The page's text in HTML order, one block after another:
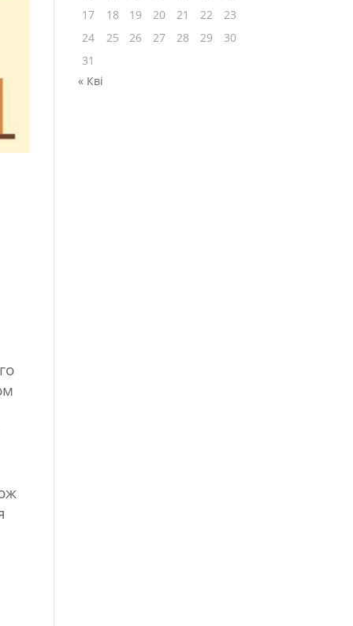
17
18 19 20 21 22
23
24
25 26 27 28 29
30
31
« Кві